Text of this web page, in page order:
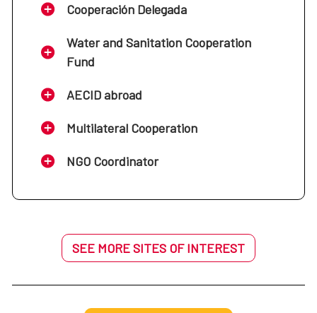
Cooperación Delegada
Water and Sanitation Cooperation
Fund
AECID abroad
Multilateral Cooperation
NGO Coordinator
SEE MORE SITES OF INTEREST